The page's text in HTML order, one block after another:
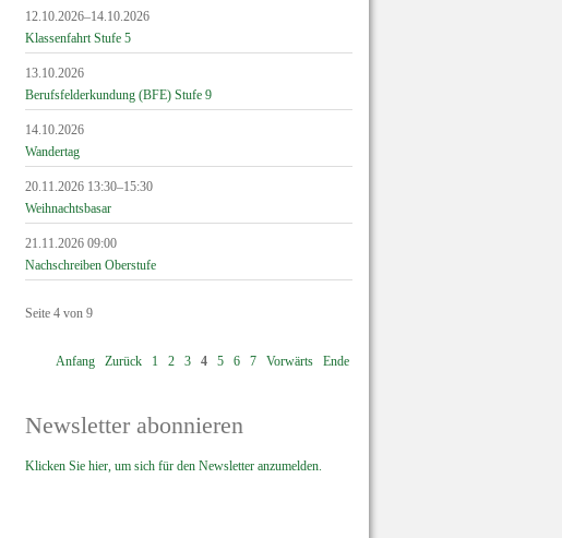
12.10.2026–14.10.2026
Klassenfahrt Stufe 5
13.10.2026
Berufsfelderkundung (BFE) Stufe 9
14.10.2026
Wandertag
20.11.2026 13:30–15:30
Weihnachtsbasar
21.11.2026 09:00
Nachschreiben Oberstufe
Seite 4 von 9
Anfang Zurück 1 2 3 4 5 6 7 Vorwärts Ende
Newsletter abonnieren
Klicken Sie hier, um sich für den Newsletter anzumelden.